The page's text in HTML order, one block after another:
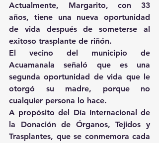
Actualmente, Margarito, con 33
años, tiene una nueva oportunidad
de vida después de someterse al
exitoso trasplante de riñón.
El vecino del municipio de
Acuamanala señaló que es una
segunda oportunidad de vida que le
otorgó su madre, porque no
cualquier persona lo hace.
A propósito del Día Internacional de
la Donación de Órganos, Tejidos y
Trasplantes, que se conmemora cada